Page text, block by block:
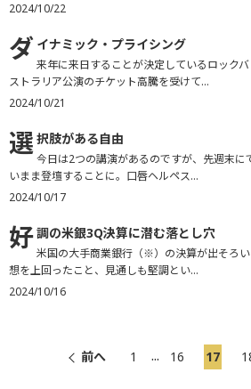
2024/10/22
ダ イナミック・プライシング
来年に来日することが決定しているロック
ストラリア公演のチケット高騰を受けて...
2024/10/21
選 択肢がある自由
今日は2つの講演があるのですが、先週末
いまま登壇することに。口唇ヘルペス...
2024/10/17
好調の米銀3Q決算に潜む落とし穴
米国の大手商業銀行（※）の決算が出そろ
想を上回ったこと、見通しも堅調とい...
2024/10/16
前へ 1 ... 16 17